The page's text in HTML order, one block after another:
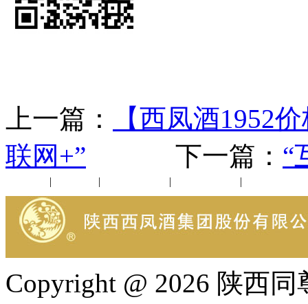
上一篇：
【西凤酒1952
联网+” 下一篇： “
| | | |
Copyright @ 2026 陕西